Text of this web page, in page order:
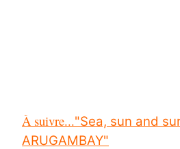
À suivre..."Sea, sun and
ARUGAMBAY"